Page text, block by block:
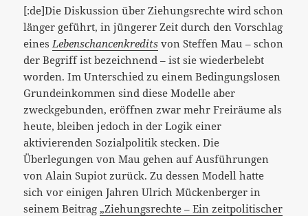
[:de]Die Diskussion über Ziehungsrechte wird schon
länger geführt, in jüngerer Zeit durch den Vorschlag
einesLebenschancenkredits von Steffen Mau – schon
der Begriff ist bezeichnend – ist sie wiederbelebt
worden. Im Unterschied zu einem Bedingungslosen
Grundeinkommen sind diese Modelle aber
zweckgebunden, eröffnen zwar mehr Freiräume als
heute, bleiben jedoch in der Logik einer
aktivierenden Sozialpolitik stecken. Die
Überlegungen von Mau gehen auf Ausführungen
von Alain Supiot zurück. Zu dessen Modell hatte
sich vor einigen Jahren Ulrich Mückenberger in
seinem Beitrag „Ziehungsrechte – Ein zeitpolitischer